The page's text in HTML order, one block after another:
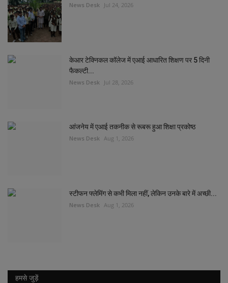
News Desk Jul 24, 2026
केआर टेक्निकल कॉलेज में एआई आधारित शिक्षण पर 5 दिनी
फैकल्टी...
News Desk Jul 28, 2026
आंजनेय में एआई तकनीक से रूबरू हुआ शिक्षा प्रकोष्ठ
News Desk Aug 1, 2026
स्टीफन फ्लेमिंग से कभी मिला नहीं, लेकिन उनके बारे में अच्छी...
News Desk Aug 1, 2026
हमसे जुड़ें